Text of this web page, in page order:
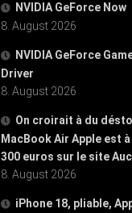
NVIDIA GeForce Now
8. August 2026
NVIDIA GeForce
Driver
8. August 2026
On croirait à du
MacBook Air Apple est
300 euros sur le site
8. August 2026
iPhone 18, pliable,